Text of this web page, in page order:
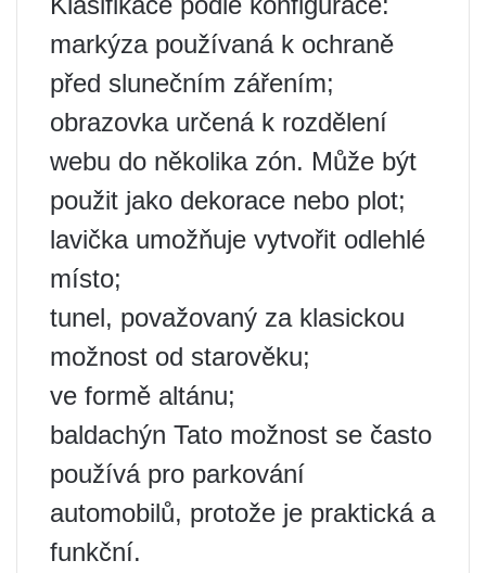
markýza používaná k ochraně
před slunečním zářením;
obrazovka určená k rozdělení
webu do několika zón. Může být
použit jako dekorace nebo plot;
lavička umožňuje vytvořit odlehlé
místo;
tunel, považovaný za klasickou
možnost od starověku;
ve formě altánu;
baldachýn Tato možnost se často
používá pro parkování
automobilů, protože je praktická a
funkční.